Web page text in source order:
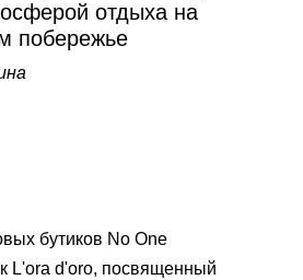
отдыха на
побережье
бутиков No One
L'ora d'oro, посвященный